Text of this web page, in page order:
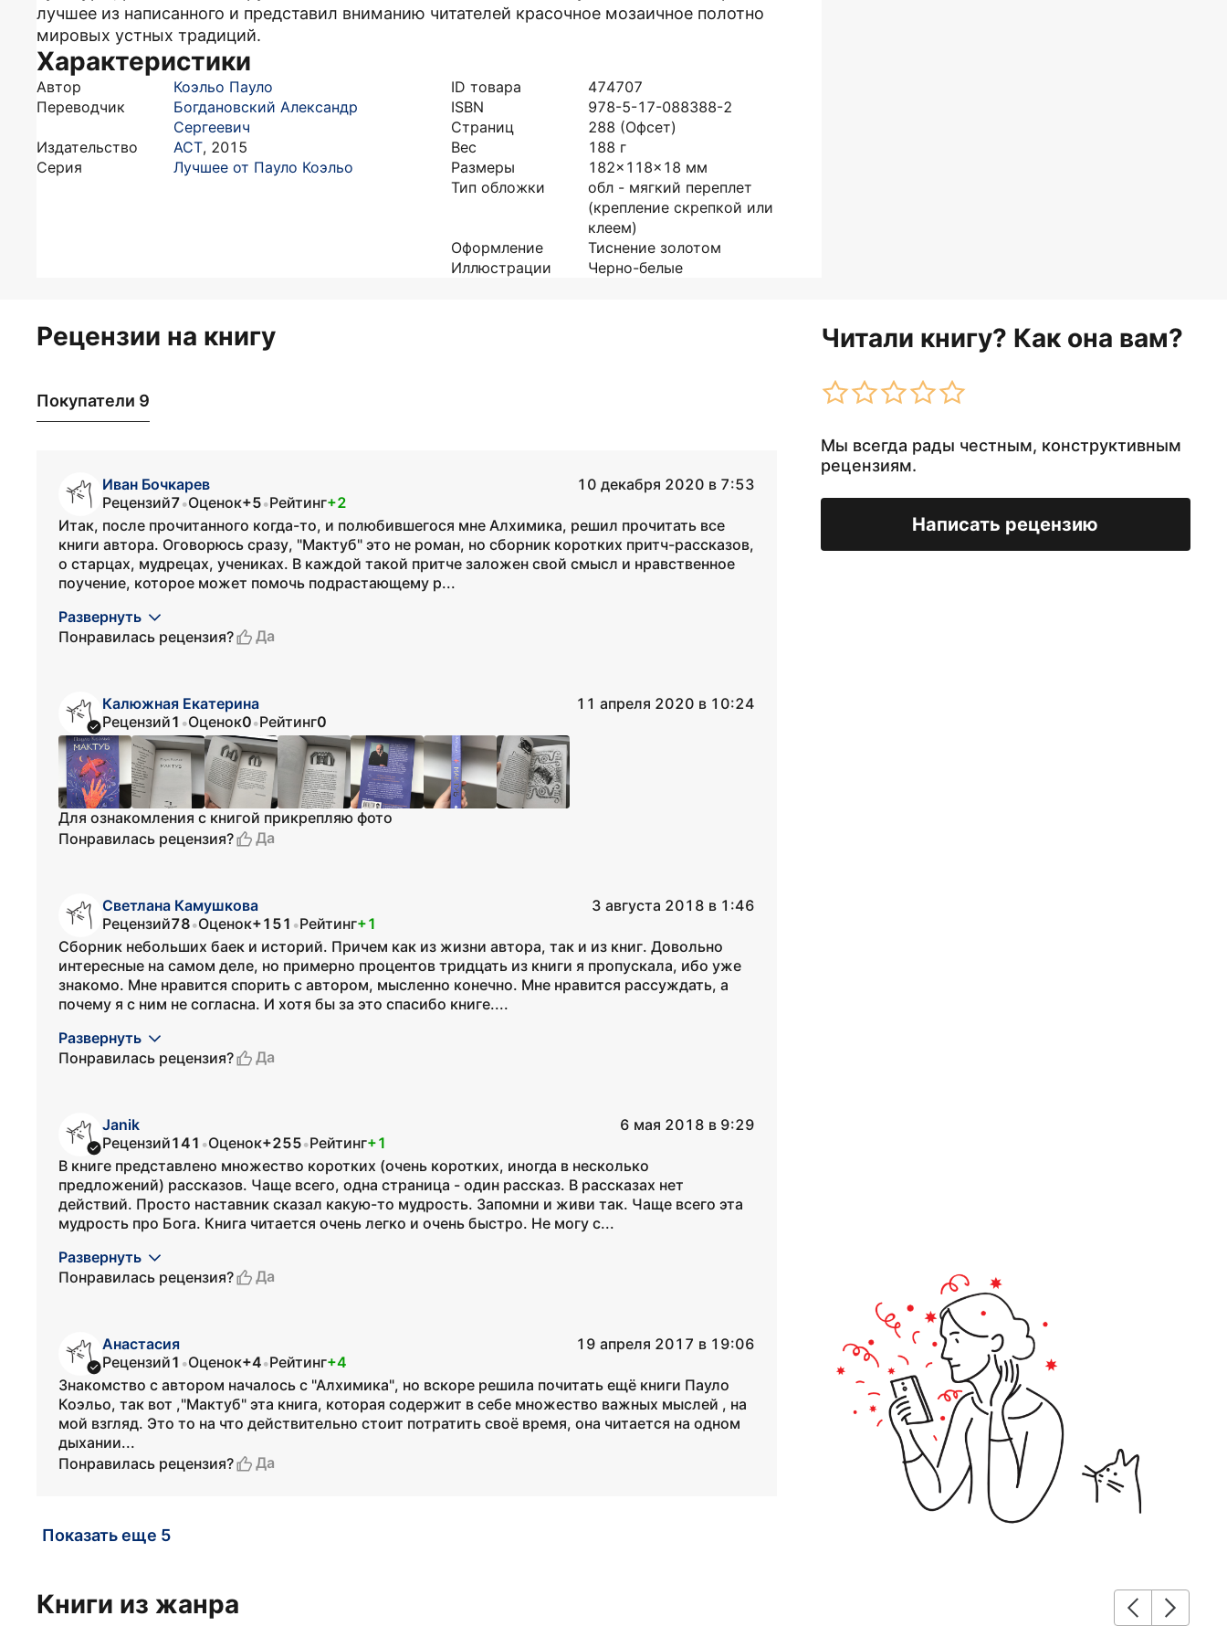
лучшее из написанного и представил вниманию читателей красочное мозаичное полотно
мировых устных традиций.
Характеристики
Автор
Коэльо Пауло
Переводчик
Богдановский Александр
Сергеевич
Издательство
АСТ, 2015
Серия
Лучшее от Пауло Коэльо
ID товара
474707
ISBN
978-5-17-088388-2
Страниц
288 (Офсет)
Вес
188 г
Размеры
182x118x18 мм
Тип обложки
обл - мягкий переплет
(крепление скрепкой или
клеем)
Оформление
Тиснение золотом
Иллюстрации
Черно-белые
Рецензии на книгу Читали книгу? Как она вам?
Мы всегда рады честным, конструктивным
рецензиям.
Написать рецензию
Покупатели 9
Иван Бочкарев
10 декабря 2020 в 7:53
Рецензий7•Оценок+5•Рейтинг+2
Итак, после прочитанного когда-то, и полюбившегося мне Алхимика, решил прочитать все
книги автора. Оговорюсь сразу, "Мактуб" это не роман, но сборник коротких притч-рассказов,
о старцах, мудрецах, учениках. В каждой такой притче заложен свой смысл и нравственное
поучение, которое может помочь подрастающему р...
Развернуть
Понравилась рецензия?
Да
Калюжная Екатерина
11 апреля 2020 в 10:24
Рецензий1 •Оценок0•Рейтинг0
Для ознакомления с книгой прикрепляю фото
Понравилась рецензия?
Да
Светлана Камушкова
3 августа 2018 в 1:46
Рецензий78•Оценок+151 •Рейтинг+1
Сборник небольших баек и историй. Причем как из жизни автора, так и из книг. Довольно
интересные на самом деле, но примерно процентов тридцать из книги я пропускала, ибо уже
знакомо. Мне нравится спорить с автором, мысленно конечно. Мне нравится рассуждать, а
почему я с ним не согласна. И хотя бы за это спасибо книге....
Развернуть
Понравилась рецензия?
Да
Janik
6 мая 2018 в 9:29
Рецензий141 •Оценок+255•Рейтинг+1
В книге представлено множество коротких (очень коротких, иногда в несколько
предложений) рассказов. Чаще всего, одна страница - один рассказ. В рассказах нет
действий. Просто наставник сказал какую-то мудрость. Запомни и живи так. Чаще всего эта
мудрость про Бога. Книга читается очень легко и очень быстро. Не могу с...
Развернуть
Понравилась рецензия?
Да
Анастасия
19 апреля 2017 в 19:06
Рецензий1 •Оценок+4•Рейтинг+4
Знакомство с автором началось с "Алхимика", но вскоре решила почитать ещё книги Пауло
Коэльо, так вот ,"Мактуб" эта книга, которая содержит в себе множество важных мыслей , на
мой взгляд. Это то на что действительно стоит потратить своё время, она читается на одном
дыхании...
Понравилась рецензия?
Да
Показать еще 5
Книги из жанра